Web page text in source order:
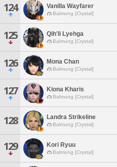
124 Vanilla Wayfarer
Balmung [Crystal]
125 Qih'li Lyehga
Balmung [Crystal]
126 Mona Chan
Balmung [Crystal]
127 Kiona Kharis
Balmung [Crystal]
128 Landra Strikeline
Balmung [Crystal]
129 Kori Ryuu
Balmung [Crystal]